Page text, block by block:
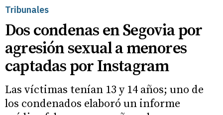
Tribunales
Dos condenas en Segovia por
agresión sexual a menores
captadas por Instagram
Las víctimas tenían 13 y 14 años; uno de
los condenados elaboró un informe